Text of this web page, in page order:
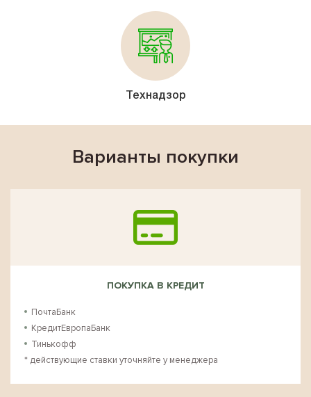
Технадзор
Варианты покупки
ПОКУПКА В КРЕДИТ
ПочтаБанк
КредитЕвропаБанк
Тинькофф
* действующие ставки уточняйте у менеджера